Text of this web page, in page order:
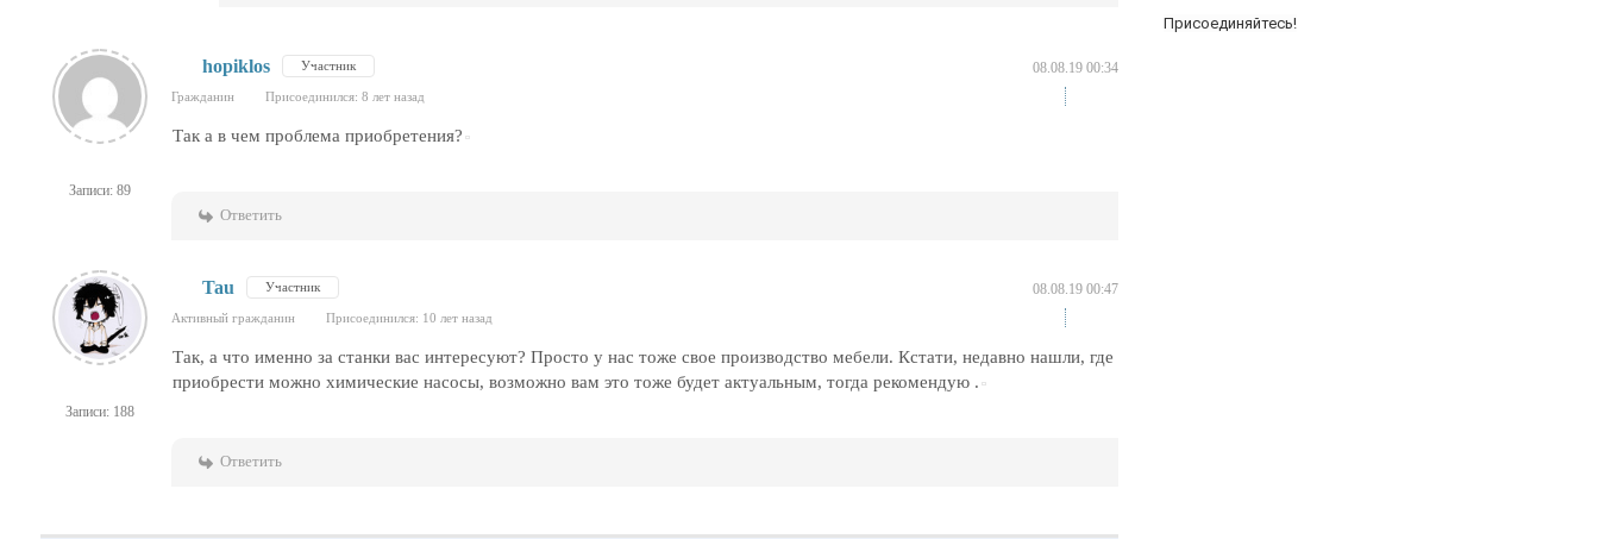
Записи: 89
hopiklos Участник 08.08.19 00:34
Гражданин Присоединился: 8 лет назад
Так а в чем проблема приобретения?
Ответить
Записи: 188
Tau Участник 08.08.19 00:47
Активный гражданин Присоединился: 10 лет назад
Так, а что именно за станки вас интересуют? Просто у нас тоже свое производство мебели. Кстати, недавно нашли, где
приобрести можно химические насосы, возможно вам это тоже будет актуальным, тогда рекомендую .
Ответить
Присоединяйтесь!